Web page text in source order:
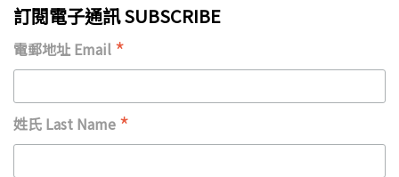
訂閱電子通訊 SUBSCRIBE
電郵地址 Email *
姓氏 Last Name *